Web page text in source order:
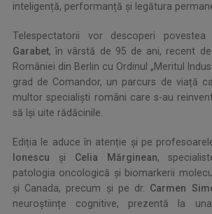
inteligență, performanță și legătura
Telespectatorii vor descoperi povestea
Garabet, în vârstă de 95 de ani, recent
României din Berlin cu Ordinul „Meritul
grad de Comandor, un parcurs de viață
multor specialiști români care s-au
să își uite rădăcinile.
Ediția le aduce în atenție și pe
Ionescu și Celia Mărginean,
patologia oncologică și biomarkerii
și Canada, precum și pe dr. Carmen
neuroștiințe cognitive, prezentă la